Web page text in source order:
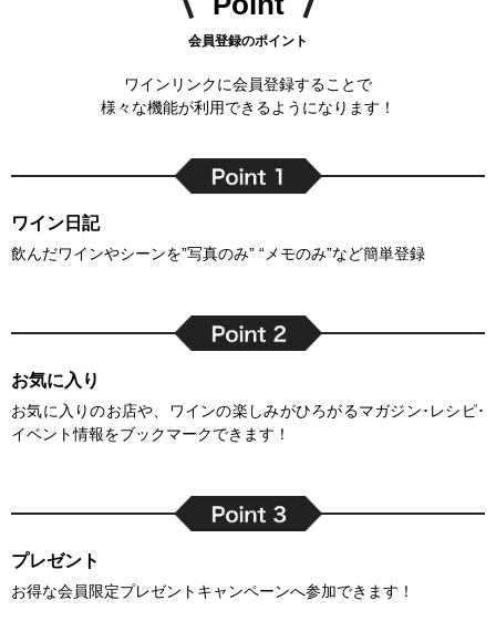
会員登録のポイント
ワインリンクに会員登録することで
様々な機能が利用できるようになります！
ワイン日記
飲んだワインやシーンを”写真のみ” “メモのみ”など簡単登録
お気に入り
お気に入りのお店や、ワインの楽しみがひろがるマガジン･レシピ･
イベント情報をブックマークできます！
プレゼント
お得な会員限定プレゼントキャンペーンへ参加できます！